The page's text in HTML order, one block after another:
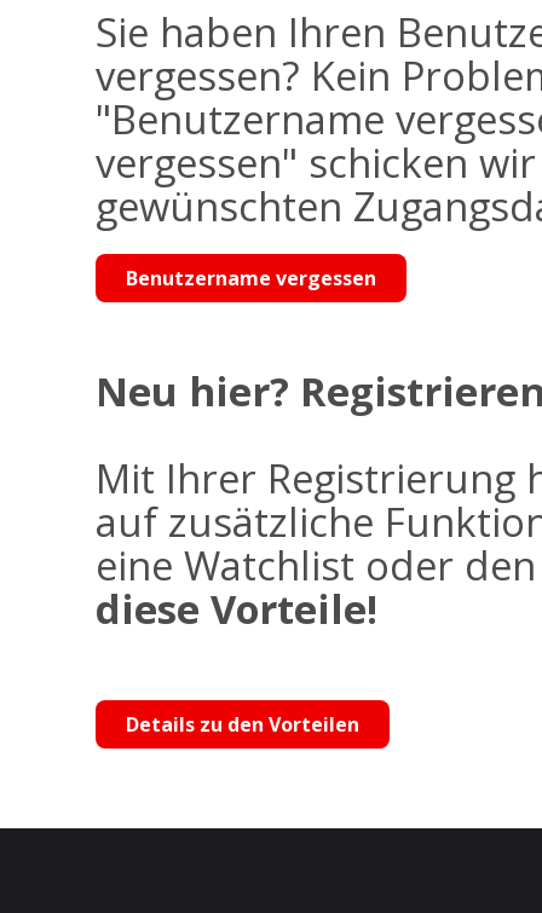
Sie haben Ihren
vergessen? Kein
"Benutzername
vergessen" schicken
gewünschten
Benutzername vergessen
Neu hier?
Mit Ihrer Registrierung
auf zusätzliche
eine Watchlist oder
diese Vorteile!
Details zu den Vorteilen